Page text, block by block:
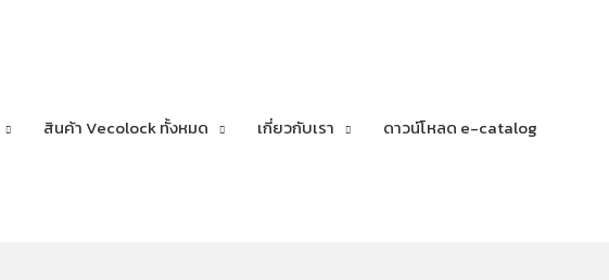
สินค้า Vecolock ทั้งหมด เกี่ยวกับเรา ดาวน์โหลด e-catalog